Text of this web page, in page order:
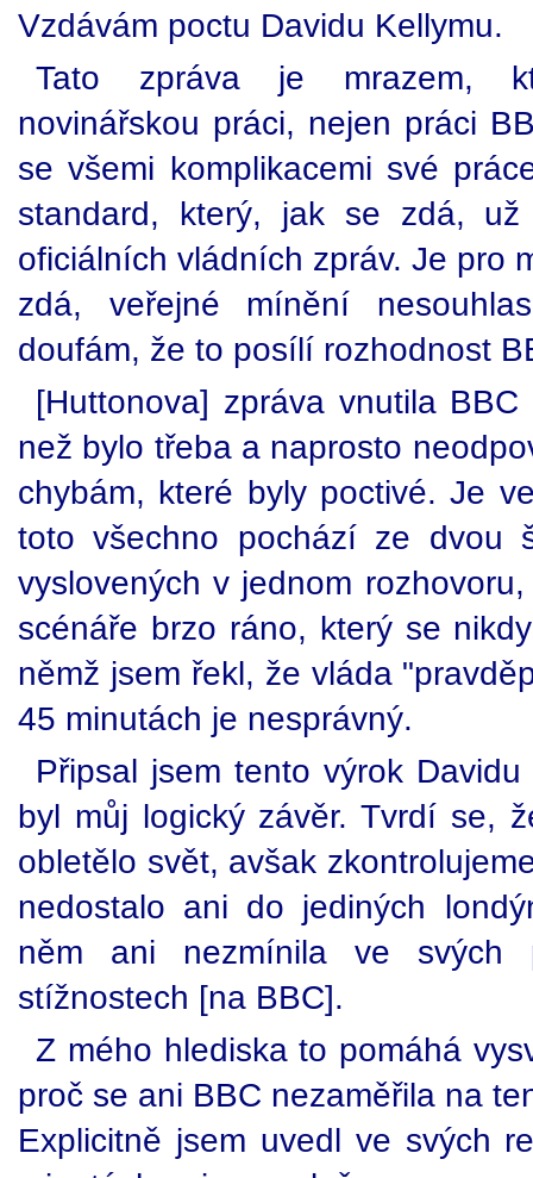
Vzdávám poctu Davidu Kellymu.
Tato zpráva je mrazem,
novinářskou práci, nejen práci
se všemi komplikacemi své
standard, který, jak se zdá, už
oficiálních vládních zpráv. Je pro
zdá, veřejné mínění
doufám, že to posílí rozhodnost
[Huttonova] zpráva vnutila
než bylo třeba a naprosto
chybám, které byly poctivé. Je
toto všechno pochází ze dvou
vyslovených v jednom
scénáře brzo ráno, který se
němž jsem řekl, že vláda
45 minutách je nesprávný.
Připsal jsem tento výrok
byl můj logický závěr. Tvrdí se,
obletělo svět, avšak
nedostalo ani do jediných
něm ani nezmínila ve svých
stížnostech [na BBC].
Z mého hlediska to pomáhá
proč se ani BBC nezaměřila na
Explicitně jsem uvedl ve svých